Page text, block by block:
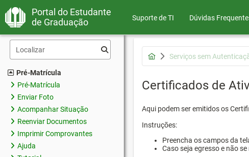
Portal do Estudante
de Graduação
Suporte de TI Dúvidas
Pré-Matrícula
Pré-Matrícula
Enviar Foto
Acompanhar Situação
Reenviar Documentos
Imprimir Comprovantes
Ajuda
Serviços sem
Certificados de
Aqui podem ser emitidos os
Instruções:
Preencha os campos da
Caso seja egresso e não